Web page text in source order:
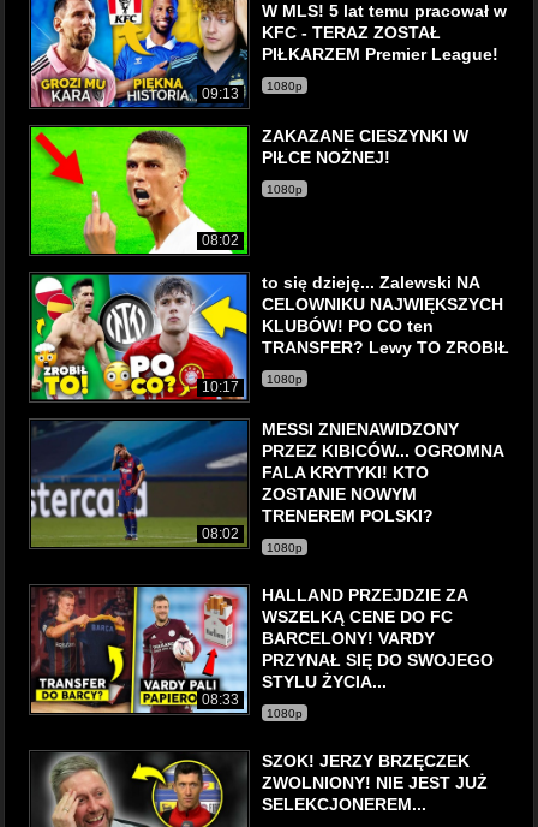
09:13
W MLS! 5 lat temu pracował w
KFC - TERAZ ZOSTAŁ
PIŁKARZEM Premier League!
1080p
08:02
ZAKAZANE CIESZYNKI W
PIŁCE NOŻNEJ!
1080p
10:17
to się dzieję... Zalewski NA
CELOWNIKU NAJWIĘKSZYCH
KLUBÓW! PO CO ten
TRANSFER? Lewy TO ZROBIŁ
1080p
08:02
MESSI ZNIENAWIDZONY
PRZEZ KIBICÓW... OGROMNA
FALA KRYTYKI! KTO
ZOSTANIE NOWYM
TRENEREM POLSKI?
1080p
08:33
HALLAND PRZEJDZIE ZA
WSZELKĄ CENE DO FC
BARCELONY! VARDY
PRZYNAŁ SIĘ DO SWOJEGO
STYLU ŻYCIA...
1080p
SZOK! JERZY BRZĘCZEK
ZWOLNIONY! NIE JEST JUŻ
SELEKCJONEREM...